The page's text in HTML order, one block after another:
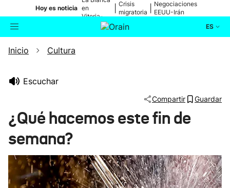
Hoy es noticia en
Vitoria-
Gasteiz
Crisis
migratoria
Negociaciones
EEUU-Irán
ES
Buscador
Eguraldia
Inicio Cultura
Escuchar
Compartir Guardar
¿Qué hacemos este fin de
semana?